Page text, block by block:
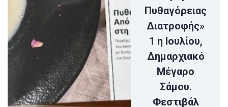
Πυθαγόρειας
Διατροφής»
1 η Ιουλίου,
Δημαρχιακό
Μέγαρο
Σάμου.
Φεστιβάλ